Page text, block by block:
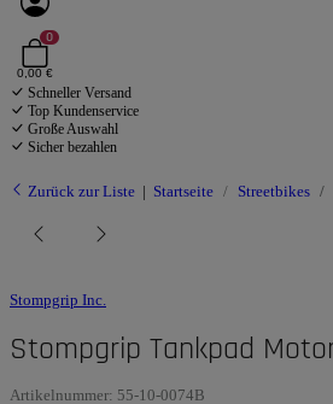
0
0,00 €
Schneller Versand
Top Kundenservice
Große Auswahl
Sicher bezahlen
Zurück zur Liste Startseite Streetbikes
Stompgrip Inc.
Stompgrip Tankpad
Artikelnummer: 55-10-0074B